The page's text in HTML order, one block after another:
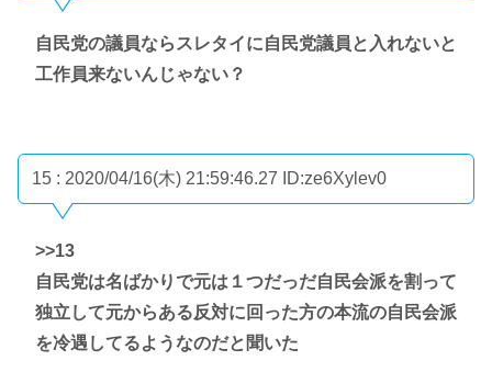
自民党の議員ならスレタイに自民党議員と入れないと
工作員来ないんじゃない？
15 : 2020/04/16(木) 21:59:46.27 ID:ze6Xylev0
>>13
自民党は名ばかりで元は１つだっだ自民会派を割って
独立して元からある反対に回った方の本流の自民会派
を冷遇してるようなのだと聞いた